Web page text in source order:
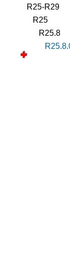
R25-R29
R25
R25.8